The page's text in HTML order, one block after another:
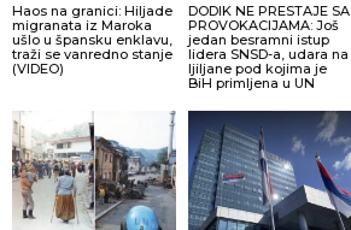
Haos na granici: Hiljade
migranata iz Maroka
ušlo u špansku enklavu,
traži se vanredno stanje
(VIDEO)
DODIK NE PRESTAJE SA
PROVOKACIJAMA: Još
jedan besramni istup
lidera SNSD-a, udara na
ljiljane pod kojima je
BiH primljena u UN